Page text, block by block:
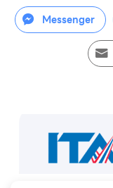
Messenger